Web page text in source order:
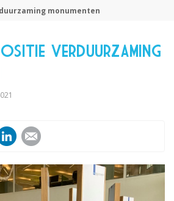
Exposanten login
monumenten
verduurzaming
LinkedIn